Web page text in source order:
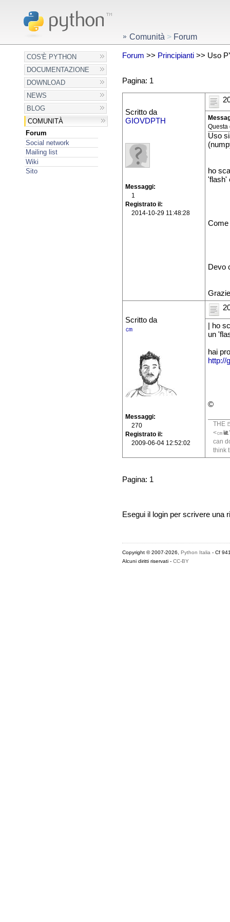
COS'È PYTHON
DOCUMENTAZIONE
DOWNLOAD
NEWS
BLOG
COMUNITÀ
Forum
Social network
Mailing list
Wiki
Sito
Comunità > Forum
Forum >> Principianti>> Uso
Pagina: 1
Scritto da
GIOVDPTH
Messaggi
1
Registrato il
2014-10-29 11:48:28
Questa
Uso
ho
'flash'
Devo
Scritto da
㎝
Messaggi
270
Registrato il
2009-06-04 12:52:02
| ho
un
hai
http://
©
THE
<㎝
can
think
Pagina: 1
Esegui il login per scrivere una
Copyright © 2007-2026, Python Italia- Cf
Alcuni diritti riservati - CC-BY